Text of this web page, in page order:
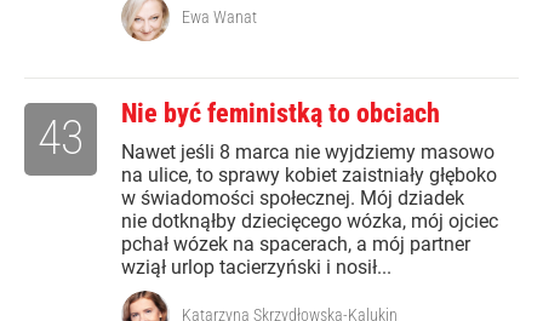
Ewa Wanat
Nie być feministką to obciach
Nawet jeśli 8 marca nie wyjdziemy masowo
na ulice, to sprawy kobiet zaistniały głęboko
w świadomości społecznej. Mój dziadek
nie dotknąłby dziecięcego wózka, mój ojciec
pchał wózek na spacerach, a mój partner
wziął urlop tacierzyński i nosił...
43
Katarzyna Skrzydłowska-Kalukin